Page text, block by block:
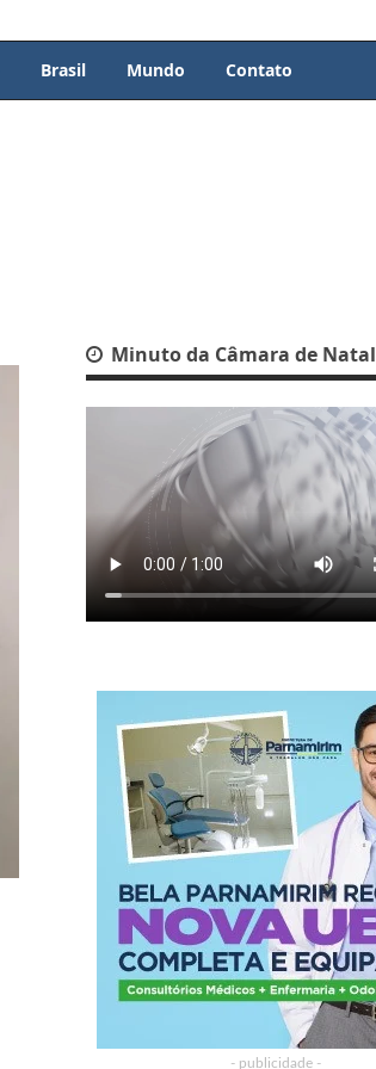
Brasil Mundo Contato
Minuto da Câmara de Natal
- publicidade -